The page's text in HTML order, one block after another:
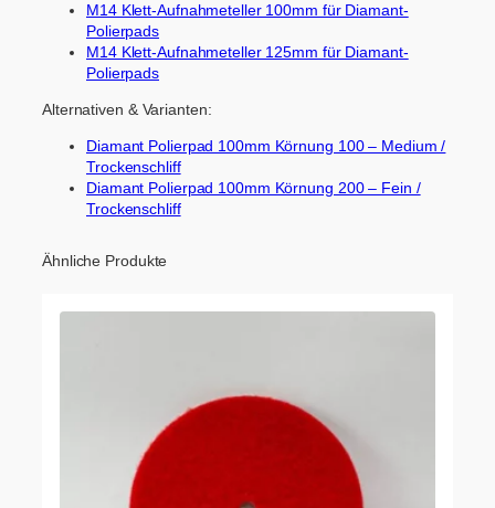
M14 Klett-Aufnahmeteller 100mm für Diamant-
Polierpads
M14 Klett-Aufnahmeteller 125mm für Diamant-
Polierpads
Alternativen & Varianten:
Diamant Polierpad 100mm Körnung 100 – Medium /
Trockenschliff
Diamant Polierpad 100mm Körnung 200 – Fein /
Trockenschliff
Ähnliche Produkte